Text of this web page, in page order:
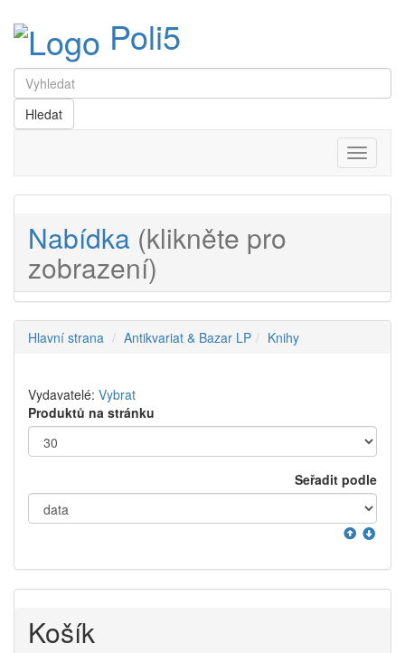
Poli5
Menu
Nabídka (klikněte pro
zobrazení)
Hlavní strana Antikvariat & Bazar LP Knihy
Vydavatelé: Vybrat
Produktů na stránku
Seřadit podle
Košík